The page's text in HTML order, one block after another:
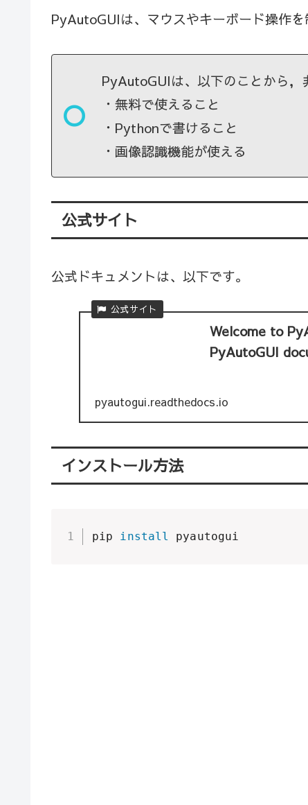
PyAutoGUIは、マウスやキーボード操作
PyAutoGUIは、以下のことから，
・無料で使えること
・Pythonで書けること
・画像認識機能が使える
公式サイト
公式ドキュメントは、以下です。
Welcome to
PyAutoGUI
pyautogui.readthedocs.io
インストール方法
pip install pyautogui